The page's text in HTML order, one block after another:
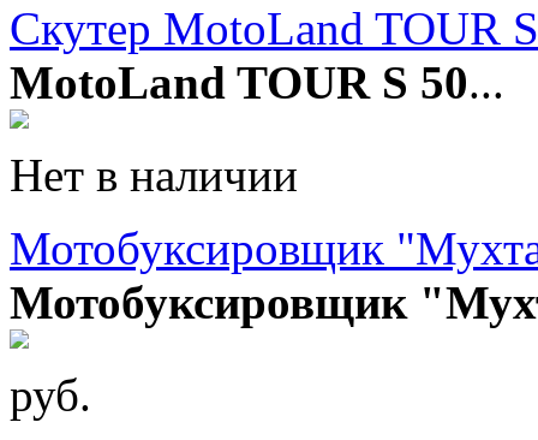
Скутер MotoLand TOUR
MotoLand TOUR S 50...
Нет в наличии
Мотобуксировщик
Мотобуксировщик
руб.